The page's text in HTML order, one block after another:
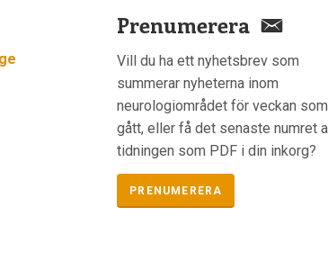
Prenumerera
Vill du ha ett nyhetsbrev som
summerar nyheterna inom
neurologiområdet för veckan som
gått, eller få det senaste numret
tidningen som PDF i din inkorg?
PRENUMERERA